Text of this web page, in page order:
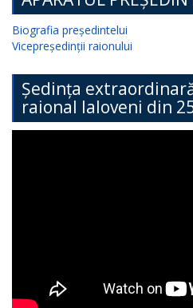
Biografia președintelui
Vicepreședinții raionului
Ședința
raional Ialoveni din